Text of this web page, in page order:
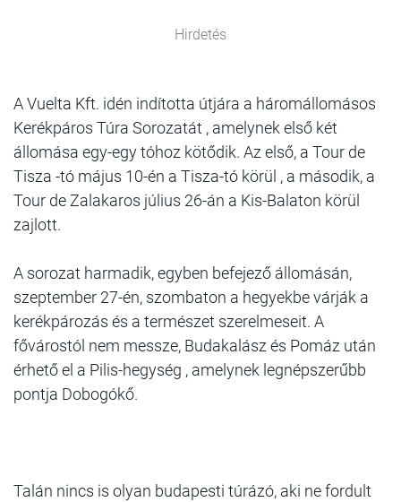
Hirdetés
A Vuelta Kft. idén indította útjára a háromállomásos
Kerékpáros Túra Sorozatát , amelynek első két
állomása egy-egy tóhoz kötődik. Az első, a Tour de
Tisza -tó május 10-én a Tisza-tó körül , a második, a
Tour de Zalakaros július 26-án a Kis-Balaton körül
zajlott.
A sorozat harmadik, egyben befejező állomásán,
szeptember 27-én, szombaton a hegyekbe várják a
kerékpározás és a természet szerelmeseit. A
fővárostól nem messze, Budakalász és Pomáz után
érhető el a Pilis-hegység , amelynek legnépszerűbb
pontja Dobogókő.
Talán nincs is olyan budapesti túrázó, aki ne fordult